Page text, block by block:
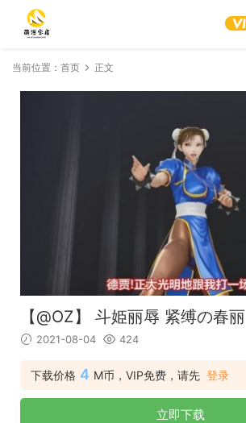
当前位置： 首页 正文
【@OZ】 斗姫丽辱 紧缚の春丽
2021-08-04 424
下载价格 4 M币，VIP免费，请先 登录
立即下载